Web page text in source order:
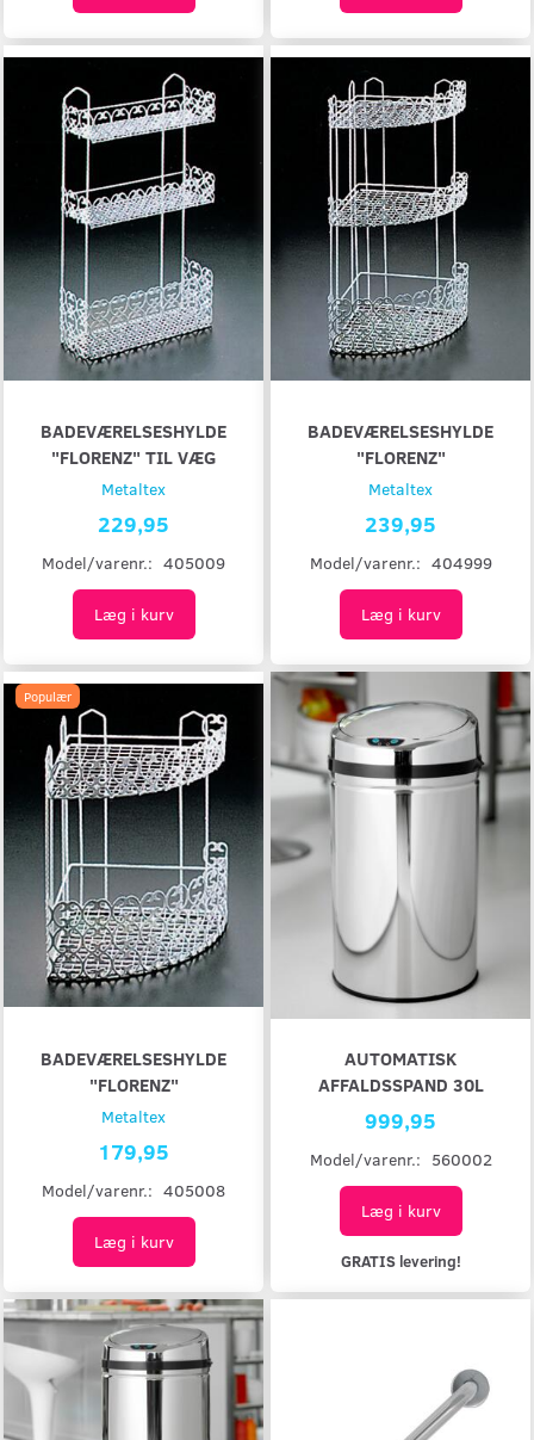
BADEVÆRELSESHYLDE
"FLORENZ" TIL VÆG
Metaltex
229,95
Model/varenr.: 405009
Læg i kurv
BADEVÆRELSESHYLDE
"FLORENZ"
Metaltex
239,95
Model/varenr.: 404999
Læg i kurv
Populær
BADEVÆRELSESHYLDE
"FLORENZ"
Metaltex
179,95
Model/varenr.: 405008
Læg i kurv
AUTOMATISK
AFFALDSSPAND 30L
999,95
Model/varenr.: 560002
Læg i kurv
GRATIS levering!